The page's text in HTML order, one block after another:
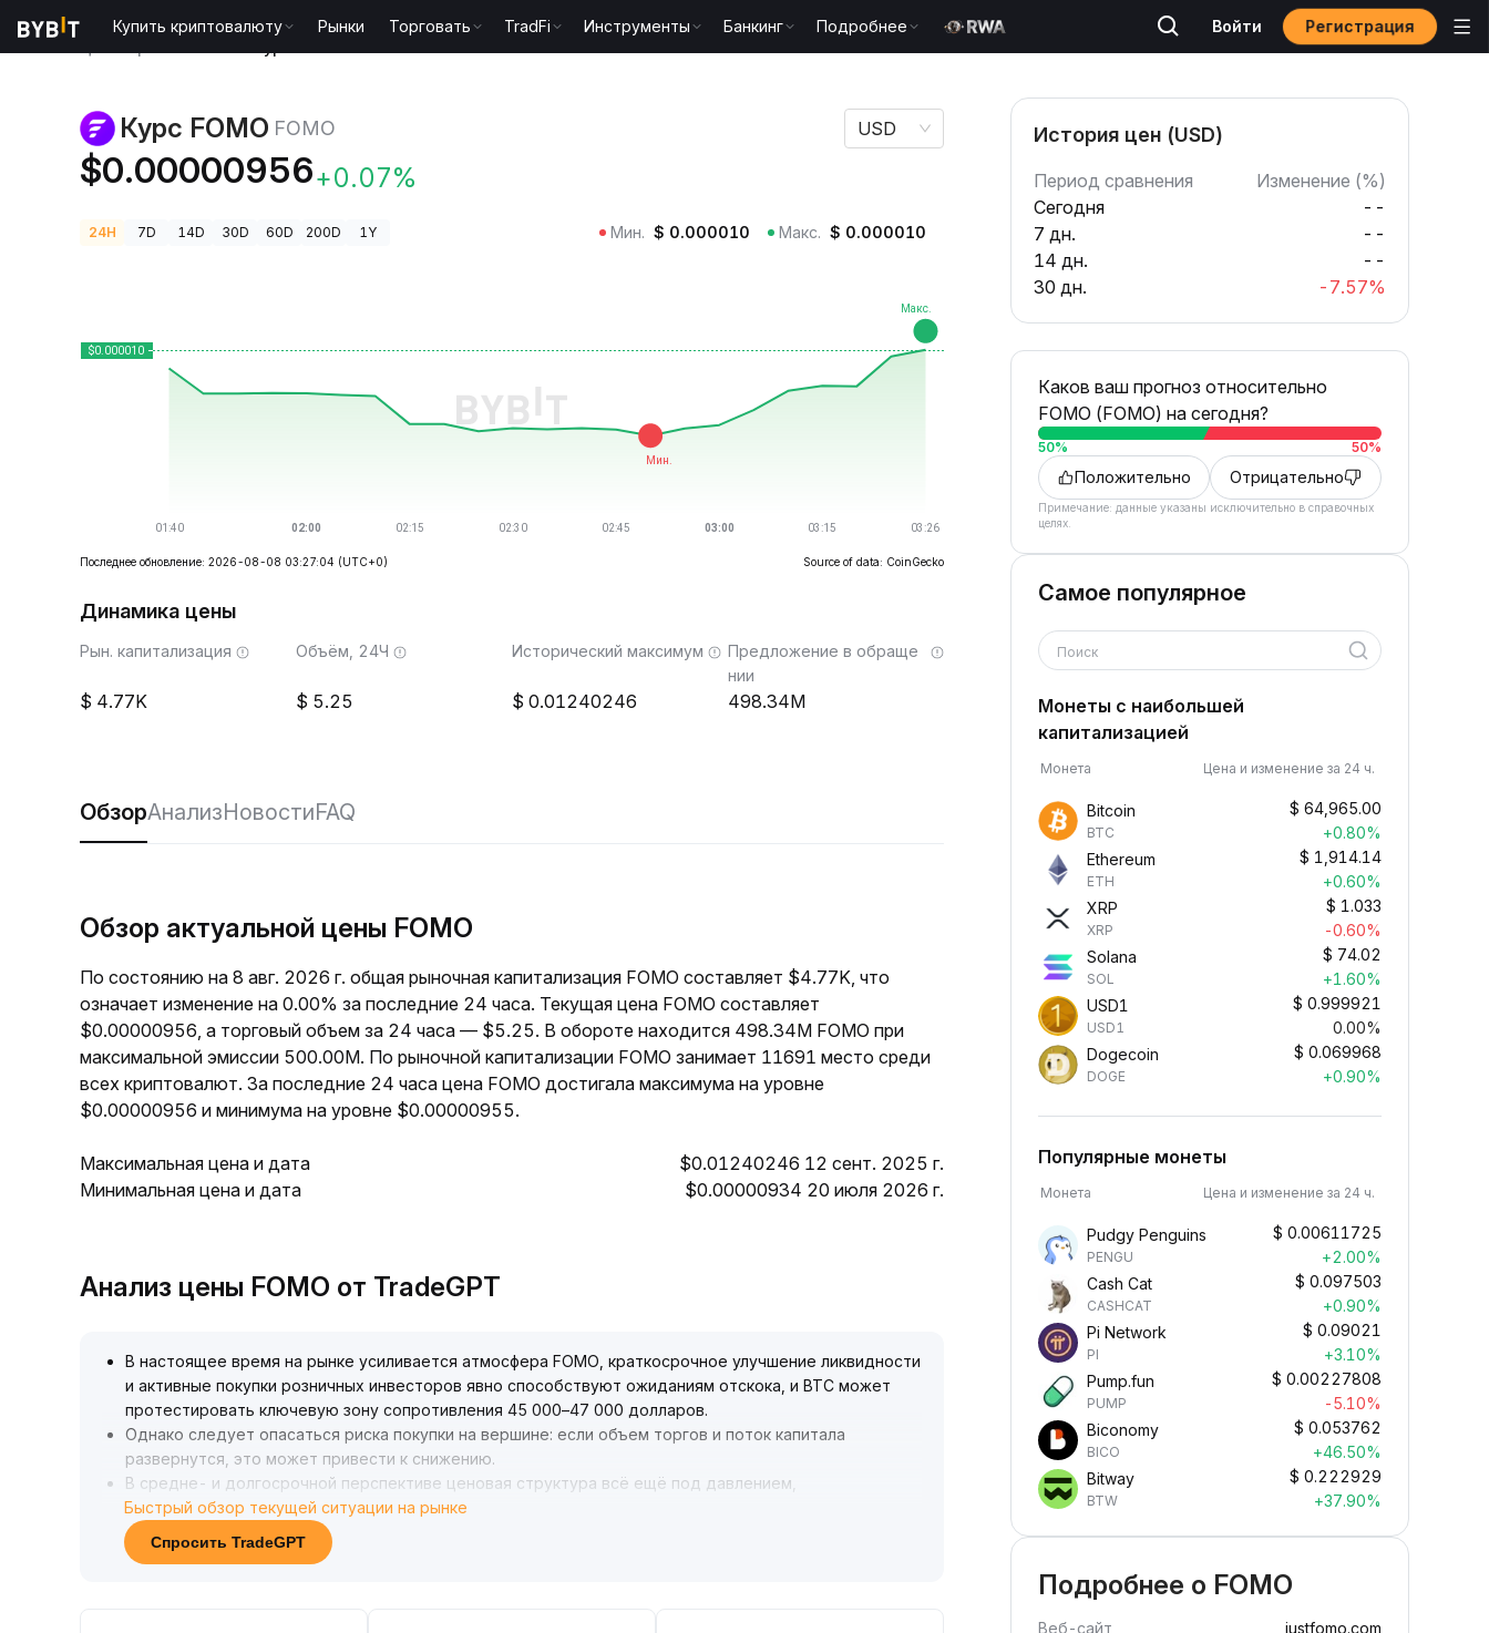
Купить криптовалюту Рынки Торговать TradFi Инструменты Банкинг Подробнее Войти Регистрация
Курс FOMO FOMO
$0.00000956+0.07%
USD
24H 7D 14D 30D 60D 200D 1Y Мин. $ 0.000010 Макс. $ 0.000010
Последнее обновление: 2026-08-08 03:27:04 (UTC+0) Source of data: CoinGecko
Динамика цены
Рын. капитализация
4.77K
Объём, 24Ч
5.25
Исторический максимум
0.01240246
Предложение в обраще
нии
498.34M
ОбзорАнализНовостиFAQ
Обзор актуальной цены FOMO
По состоянию на 8 авг. 2026 г. общая рыночная капитализация FOMO составляет $4.77K, что
означает изменение на 0.00% за последние 24 часа. Текущая цена FOMO составляет
$0.00000956, а торговый объем за 24 часа — $5.25. В обороте находится 498.34M FOMO при
максимальной эмиссии 500.00M. По рыночной капитализации FOMO занимает 11691 место среди
всех криптовалют. За последние 24 часа цена FOMO достигала максимума на уровне
$0.00000956 и минимума на уровне $0.00000955.
Максимальная цена и дата
$0.01240246 12 сент. 2025 г.
Минимальная цена и дата
$0.00000934 20 июля 2026 г.
Анализ цены FOMO от TradeGPT
В настоящее время на рынке усиливается атмосфера FOMO, краткосрочное улучшение ликвидности
и активные покупки розничных инвесторов явно способствуют ожиданиям отскока, и BTC может
протестировать ключевую зону сопротивления 45 000–47 000 долларов.
Однако следует опасаться риска покупки на вершине: если объем торгов и поток капитала
развернутся, это может привести к снижению.
В средне- и долгосрочной перспективе ценовая структура всё ещё под давлением,
макроэкономическая среда и предложение пока не улучшаются
Инвесторам рекомендуется ориентироваться на возврат к стоимости, держать позиции гибкими и
осторожно реагировать на краткосрочные колебания, избегая необдуманных покупок на росте
Быстрый обзор текущей ситуации на рынке
Спросить TradeGPT
История цен (USD)
Период сравнения
Изменение (%)
Сегодня
--
7 дн.
--
14 дн.
--
30 дн.
-7.57%
Каков ваш прогноз относительно
FOMO (FOMO) на сегодня?
50% 50%
Положительно Отрицательно
Примечание: данные указаны исключительно в справочных
целях.
Самое популярное
Поиск
Монеты с наибольшей
капитализацией
Монета Цена и изменение за 24 ч.
Bitcoin
BTC
$ 64,965.00
+0.80%
Ethereum
ETH
$ 1,914.14
+0.60%
XRP
XRP
$ 1.033
-0.60%
Solana
SOL
$ 74.02
+1.60%
USD1
USD1
$ 0.999921
0.00%
Dogecoin
DOGE
$ 0.069968
+0.90%
Популярные монеты
Монета Цена и изменение за 24 ч.
Pudgy Penguins
PENGU
$ 0.00611725
+2.00%
Cash Cat
CASHCAT
$ 0.097503
+0.90%
Pi Network
PI
$ 0.09021
+3.10%
Pump.fun
PUMP
$ 0.00227808
-5.10%
Biconomy
BICO
$ 0.053762
+46.50%
Bitway
BTW
$ 0.222929
+37.90%
Подробнее о FOMO
Веб-сайт
justfomo.com